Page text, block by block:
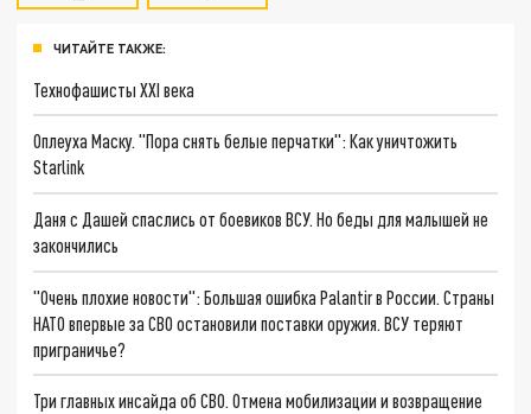
ЧИТАЙТЕ ТАКЖЕ:
Технофашисты XXI века
Оплеуха Маску. "Пора снять белые перчатки": Как уничтожить
Starlink
Даня с Дашей спаслись от боевиков ВСУ. Но беды для малышей не
закончились
"Очень плохие новости": Большая ошибка Palantir в России. Страны
НАТО впервые за СВО остановили поставки оружия. ВСУ теряют
приграничье?
Три главных инсайда об СВО. Отмена мобилизации и возвращение